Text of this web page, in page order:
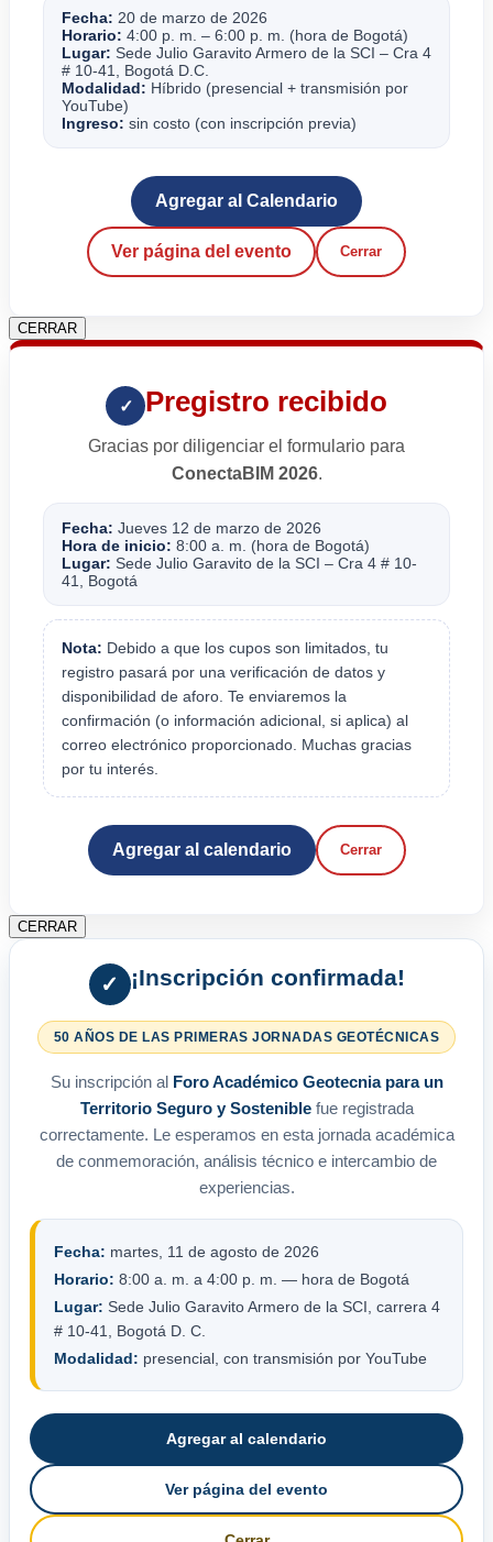
Fecha: 20 de marzo de 2026
Horario: 4:00 p. m. – 6:00 p. m. (hora de Bogotá)
Lugar: Sede Julio Garavito Armero de la SCI – Cra 4
# 10-41, Bogotá D.C.
Modalidad: Híbrido (presencial + transmisión por
YouTube)
Ingreso: sin costo (con inscripción previa)
Agregar al Calendario
Ver página del evento Cerrar
CERRAR
✓ Pregistro recibido
Gracias por diligenciar el formulario para
ConectaBIM 2026.
Fecha: Jueves 12 de marzo de 2026
Hora de inicio: 8:00 a. m. (hora de Bogotá)
Lugar: Sede Julio Garavito de la SCI – Cra 4 # 10-
41, Bogotá
Nota: Debido a que los cupos son limitados, tu
registro pasará por una verificación de datos y
disponibilidad de aforo. Te enviaremos la
confirmación (o información adicional, si aplica) al
correo electrónico proporcionado. Muchas gracias
por tu interés.
Agregar al calendario Cerrar
CERRAR
✓ ¡Inscripción confirmada!
50 AÑOS DE LAS PRIMERAS JORNADAS GEOTÉCNICAS
Su inscripción al Foro Académico Geotecnia para un
Territorio Seguro y Sosteniblefue registrada
correctamente. Le esperamos en esta jornada académica
de conmemoración, análisis técnico e intercambio de
experiencias.
Fecha: martes, 11 de agosto de 2026
Horario: 8:00 a. m. a 4:00 p. m. — hora de Bogotá
Lugar: Sede Julio Garavito Armero de la SCI, carrera 4
# 10-41, Bogotá D. C.
Modalidad: presencial, con transmisión por YouTube
Agregar al calendario
Ver página del evento